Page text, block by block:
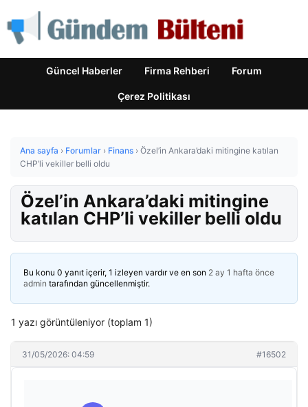
Güncel Haberler Firma Rehberi Forum
Çerez Politikası
Ana sayfa › Forumlar › Finans › Özel’in Ankara’daki mitingine katılan
CHP’li vekiller belli oldu
Özel’in Ankara’daki mitingine
katılan CHP’li vekiller belli oldu
Bu konu 0 yanıt içerir, 1 izleyen vardır ve en son 2 ay 1 hafta önce
admin tarafından güncellenmiştir.
1 yazı görüntüleniyor (toplam 1)
31/05/2026: 04:59 #16502